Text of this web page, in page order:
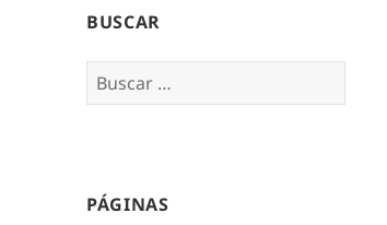
BUSCAR
Buscar:
PÁGINAS